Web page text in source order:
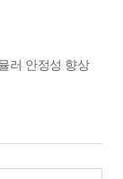
러 안정성 향상